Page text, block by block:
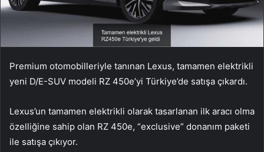
Premium otomobilleriyle tanınan Lexus, tamamen elektrikli
yeni D/E-SUV modeli RZ 450e’yi Türkiye’de satışa çıkardı.
Lexus’un tamamen elektrikli olarak tasarlanan ilk aracı olma
özelliğine sahip olan RZ 450e, “exclusive” donanım paketi
ile satışa çıkıyor.